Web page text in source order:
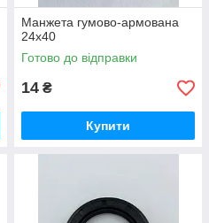
Манжета гумово-армована
24х40
Готово до відправки
14 ₴
Купити